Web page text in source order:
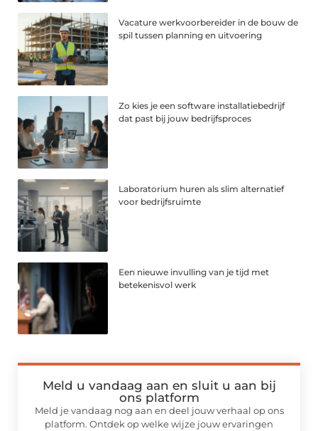
Vacature werkvoorbereider in de bouw de
spil tussen planning en uitvoering
Zo kies je een software installatiebedrijf
dat past bij jouw bedrijfsproces
Laboratorium huren als slim alternatief
voor bedrijfsruimte
Een nieuwe invulling van je tijd met
betekenisvol werk
Meld u vandaag aan en sluit u aan bij
ons platform
Meld je vandaag nog aan en deel jouw verhaal op ons
platform. Ontdek op welke wijze jouw ervaringen